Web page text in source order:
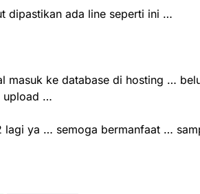
dipastikan ada line seperti ini …
masuk ke database di hosting …
upload …
ya … semoga bermanfaat …